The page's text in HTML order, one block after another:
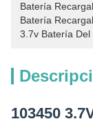
Batería
Batería
3.7v Batería
103450